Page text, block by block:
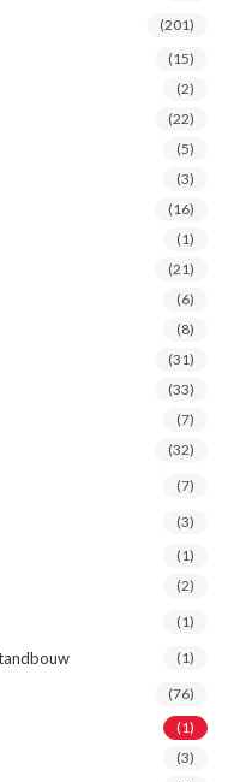
(201)
(15)
(2)
(22)
(5)
(3)
(16)
(1)
(21)
(6)
(8)
(31)
(33)
(7)
(32)
(7)
(3)
(1)
(2)
(1)
(1)
(76)
(1)
(3)